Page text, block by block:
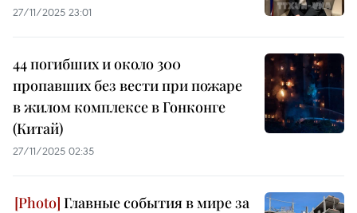
27/11/2025 23:01
44 погибших и около 300
пропавших без вести при пожаре
в жилом комплексе в Гонконге
(Китай)
27/11/2025 02:35
Главные события в мире за